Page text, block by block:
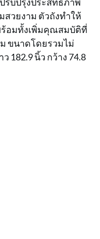
รับปรุงประสิทธิภาพ
วยงาม ตัวถังทำให้
ร้อมทั้งเพิ่มคุณสมบัติที่
ขนาดโดยรวมไม่
182.9 นิ้ว กว้าง 74.8